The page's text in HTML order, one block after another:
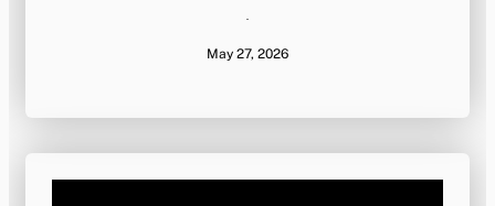
·
May 27, 2026